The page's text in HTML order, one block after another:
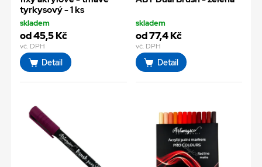
tyrkysový - 1 ks
skladem
od 45,5 Kč
vč. DPH
Detail
skladem
od 77,4 Kč
vč. DPH
Detail